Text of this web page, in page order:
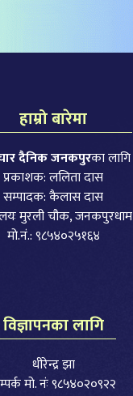
हाम्रो बारेमा
दैनिक जनकपुरका लागि
प्रकाशक: ललिता दास
सम्पादक: कैलास दास
मुरली चौक, जनकपुरधाम
मो.नं.: ९८५४०२५१६४
विज्ञापनका लागि
धीरेन्द्र झा
मो. नंः ९८५४०२०९२२